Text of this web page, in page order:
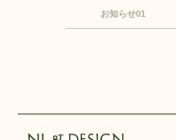
お知らせ01